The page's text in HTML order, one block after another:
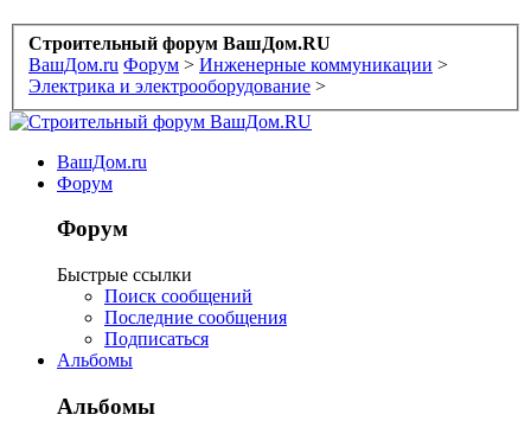
Строительный форум ВашДом.RU
ВашДом.ru Форум > Инженерные коммуникации >
Электрика и электрооборудование >
ВашДом.ru
Форум
Форум
Быстрые ссылки
Поиск сообщений
Последние сообщения
Подписаться
Альбомы
Альбомы